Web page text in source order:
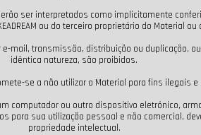
ser interpretados como implicitamente
ou do terceiro proprietário do Material
mail, transmissão, distribuição ou
idêntica natureza, são proibidos.
se a não utilizar o Material para fins ilegais e
computador ou outro dispositivo eletrónico,
sua utilização pessoal e não comercial,
propriedade intelectual.